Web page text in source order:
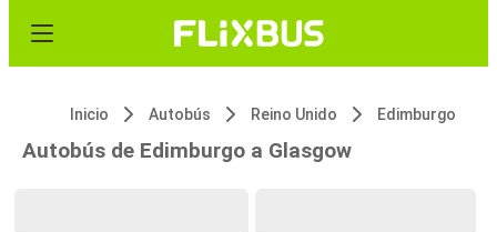
Inicio Autobús Reino Unido Edimburgo
Autobús de Edimburgo a Glasgow